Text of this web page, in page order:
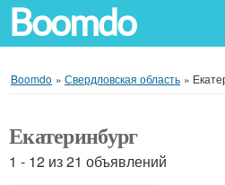
Boomdo
Boomdo » Свердловская область »
Екатеринбург
1 - 12 из 21 объявлений